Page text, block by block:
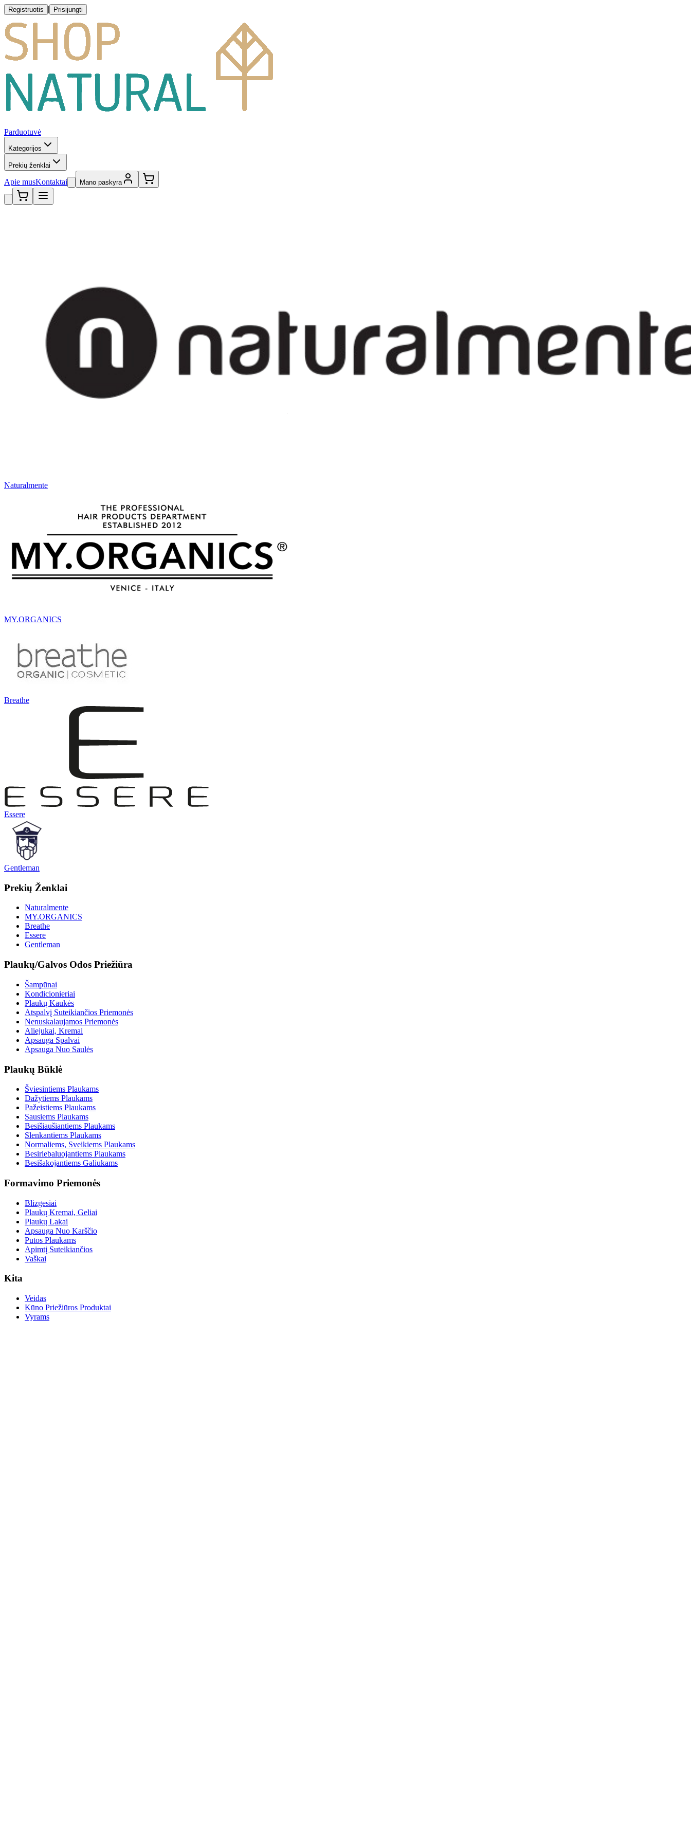
Registruotis | Prisijungti
Parduotuvė
Kategorijos
Prekių ženklai
Apie musKontaktai Mano paskyra
Naturalmente
MY.ORGANICS
Breathe
Essere
Gentleman
Prekių Ženklai
Naturalmente
MY.ORGANICS
Breathe
Essere
Gentleman
Plaukų/Galvos Odos Priežiūra
Šampūnai
Kondicionieriai
Plaukų Kaukės
Atspalvį Suteikiančios Priemonės
Nenuskalaujamos Priemonės
Aliejukai, Kremai
Apsauga Spalvai
Apsauga Nuo Saulės
Plaukų Būklė
Šviesintiems Plaukams
Dažytiems Plaukams
Pažeistiems Plaukams
Sausiems Plaukams
Besišiaušiantiems Plaukams
Slenkantiems Plaukams
Normaliems, Sveikiems Plaukams
Besiriebaluojantiems Plaukams
Besišakojantiems Galiukams
Formavimo Priemonės
Blizgesiai
Plaukų Kremai, Geliai
Plaukų Lakai
Apsauga Nuo Karščio
Putos Plaukams
Apimtį Suteikiančios
Vaškai
Kita
Veidas
Kūno Priežiūros Produktai
Vyrams